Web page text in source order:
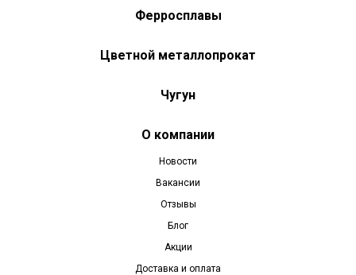
Ферросплавы
Цветной металлопрокат
Чугун
О компании
Новости
Вакансии
Отзывы
Блог
Акции
Доставка и оплата